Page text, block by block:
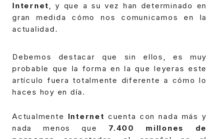
Internet
, y que a su vez han determinado en
gran medida cómo nos comunicamos en la
actualidad.
Debemos destacar que sin ellos, es muy
probable que la forma en la que leyeras este
artículo fuera totalmente diferente a cómo lo
haces hoy en día.
Actualmente Internet cuenta con nada más y
nada menos que 7.400 millones de